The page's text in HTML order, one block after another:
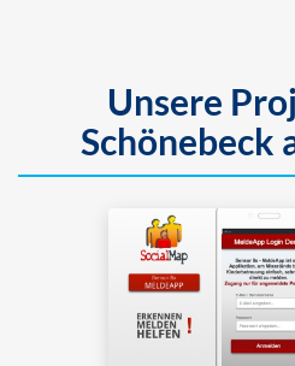
Unsere
Schönebeck